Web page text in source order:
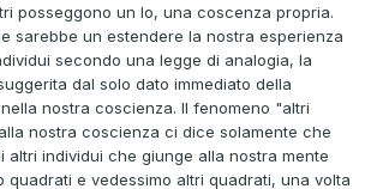
posseggono un Io, una coscenza propria.
sarebbe un estendere la nostra esperienza
secondo una legge di analogia, la
dal solo dato immediato della
nostra coscienza. Il fenomeno "altri
nostra coscienza ci dice solamente che
altri individui che giunge alla nostra mente
quadrati e vedessimo altri quadrati, una volta